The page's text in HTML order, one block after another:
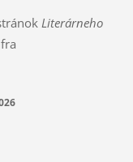
Literárneho